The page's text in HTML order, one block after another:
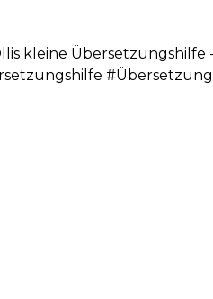
kleine Übersetzungshilfe